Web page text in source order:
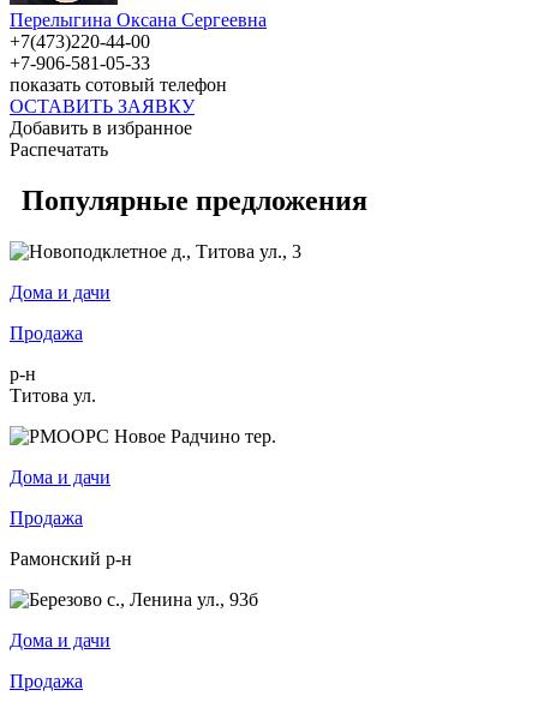
Перелыгина Оксана Сергеевна
+7(473)220-44-00
+7-906-581-05-33
показать сотовый телефон
ОСТАВИТЬ ЗАЯВКУ
Добавить в избранное
Распечатать
Популярные предложения
Дома и дачи
Продажа
р-н
Титова ул.
Дома и дачи
Продажа
Рамонский р-н
Дома и дачи
Продажа